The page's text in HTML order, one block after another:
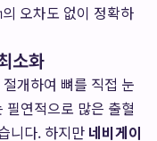
오차도 없이 정확하
소화
개하여 뼈를 직접 눈
연적으로 많은 출혈
니다. 하지만 네비게이